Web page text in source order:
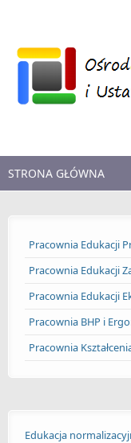
STRONA GŁÓWNA
Pracownia Edukacji
Pracownia Edukacji
Pracownia Edukacji
Pracownia BHP i
Pracownia
Edukacja